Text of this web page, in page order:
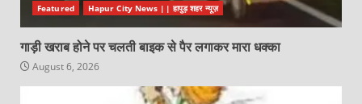
Featured Hapur City News || हापुड़ शहर न्यूज़
गाड़ी खराब होने पर चलती बाइक से पैर लगाकर मारा धक्का
August 6, 2026